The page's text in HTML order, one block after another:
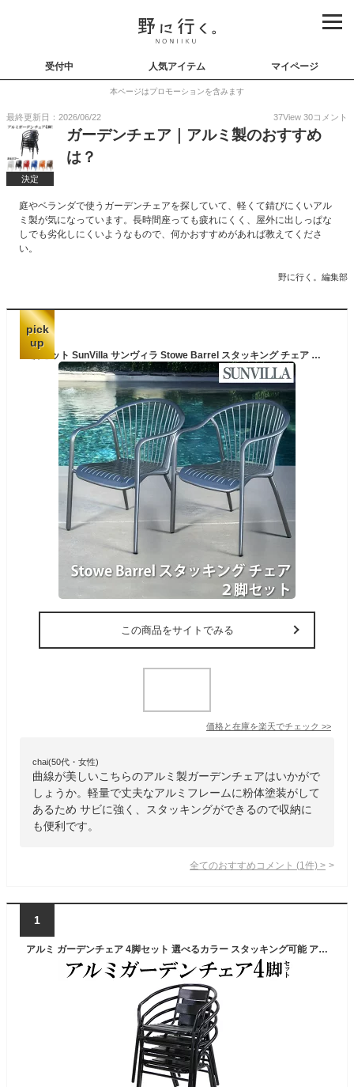
受付中 人気アイテム マイページ
本ページはプロモーションを含みます
最終更新日：2026/06/22 37View 30コメント
決定
ガーデンチェア｜アルミ製のおすすめ
は？
庭やベランダで使うガーデンチェアを探していて、軽くて錆びにくいアル
ミ製が気になっています。長時間座っても疲れにくく、屋外に出しっぱな
しでも劣化しにくいようなもので、何かおすすめがあれば教えてくださ
い。
野に行く。編集部
pick
up
2脚セット SunVilla サンヴィラ Stowe Barrel スタッキング チェア 屋外用 ガーデンチェア アルミフレーム 粉体塗装 錆びにくい 軽量 丈夫 重ねて収納可能 庭 テラス バルコニー プールサイド BBQ ベランダ カフェチェア 商業用 アウトドア家具 エクステリア 外構 送料無料
この商品をサイトでみる
価格と在庫を楽天でチェック >>
chai(50代・女性)
曲線が美しいこちらのアルミ製ガーデンチェアはいかがで
しょうか。軽量で丈夫なアルミフレームに粉体塗装がして
あるため サビに強く、スタッキングができるので収納に
も便利です。
全てのおすすめコメント (1 件) >
1
アルミ ガーデンチェア 4脚セット 選べるカラー スタッキング可能 アルミ製 アルミチェア 軽量で持ち運び簡単 ガーデンファニチャー ガーデン チェア ガーデンセット 椅子 スタッキングチェア アウトドア おしゃれ シンプル 頑丈 丈夫 庭 屋外 agch034p